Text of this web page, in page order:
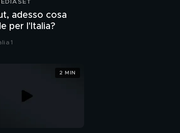
adesso cosa
per l'Italia?
1
2 MIN